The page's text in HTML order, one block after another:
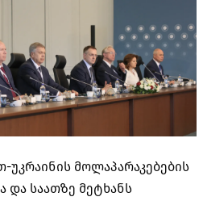
მოლაპარაკებების
და საათზე მეტხანს